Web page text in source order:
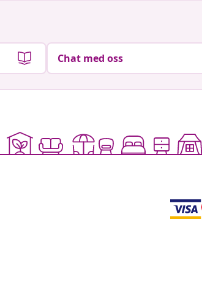
Chat med oss